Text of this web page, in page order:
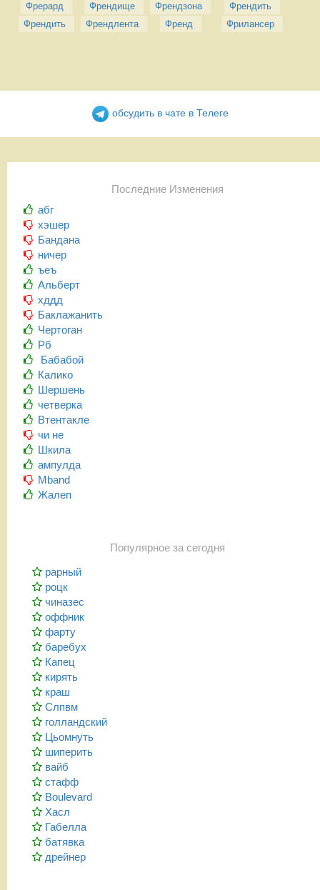
Фрерард
Френдить
Френдище
Френдлента
Френдзона
Френд
Френдить
Фрилансер
обсудить в чате в Телеге
Последние Изменения
абг
хэшер
Бандана
ничер
ъеъ
Альберт
хддд
Баклажанить
Чертоган
Рб
Бабабой
Калико
Шершень
четверка
Втентакле
чи не
Шкила
ампулда
Mband
Жалеп
Популярное за сегодня
рарный
роцк
чиназес
оффник
фарту
баребух
Капец
кирять
краш
Слпвм
голландский
Цьомнуть
шиперить
вайб
стафф
Boulevard
Хасл
Габелла
батявка
дрейнер